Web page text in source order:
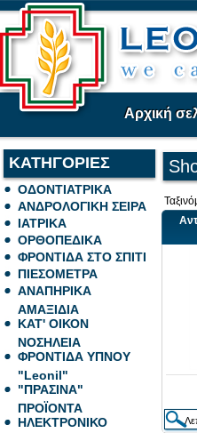
Αρχική
ΚΑΤΗΓΟΡΙΕΣ
ΟΔΟΝΤΙΑΤΡΙΚΑ
ΑΝΔΡΟΛΟΓΙΚΗ ΣΕΙΡΑ
ΙΑΤΡΙΚΑ
ΟΡΘΟΠΕΔΙΚΑ
ΦΡΟΝΤΙΔΑ ΣΤΟ ΣΠΙΤΙ
ΠΙΕΣΟΜΕΤΡΑ
ΑΝΑΠΗΡΙΚΑ
ΑΜΑΞΙΔΙΑ
ΚΑΤ' ΟΙΚΟΝ
ΝΟΣΗΛΕΙΑ
ΦΡΟΝΤΙΔΑ ΥΠΝΟΥ
"Leonil"
"ΠΡΑΣΙΝΑ"
ΠΡΟΪΟΝΤΑ
ΗΛΕΚΤΡΟΝΙΚΟ